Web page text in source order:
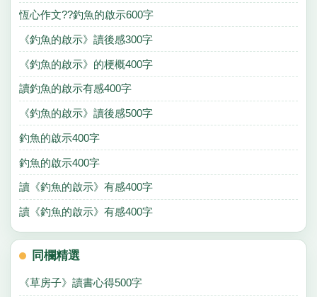
恆心作文??釣魚的啟示600字
《釣魚的啟示》讀後感300字
《釣魚的啟示》的梗概400字
讀釣魚的啟示有感400字
《釣魚的啟示》讀後感500字
釣魚的啟示400字
釣魚的啟示400字
讀《釣魚的啟示》有感400字
讀《釣魚的啟示》有感400字
同欄精選
《草房子》讀書心得500字